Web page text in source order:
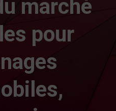
marché
pour